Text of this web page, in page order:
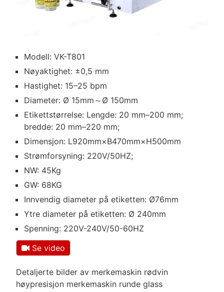
Modell: VK-T801
Nøyaktighet: ±0,5 mm
Hastighet: 15–25 bpm
Diameter: Ø 15mm～Ø 150mm
Etikettstørrelse: Lengde: 20 mm–200 mm;
bredde: 20 mm–220 mm;
Dimensjon: L920mm×B470mm×H500mm
Strømforsyning: 220V/50HZ;
NW: 45Kg
GW: 68KG
Innvendig diameter på etiketten: Ø76mm
Ytre diameter på etiketten: Ø 240mm
Spenning: 220V-240V/50-60HZ
Se video
Detaljerte bilder av merkemaskin rødvin
høypresisjon merkemaskin runde glass